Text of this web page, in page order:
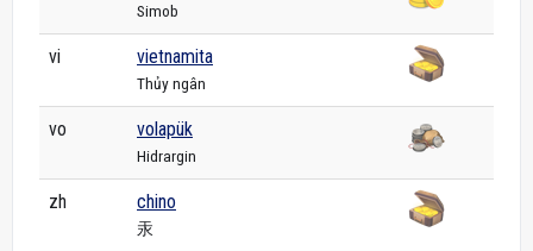
Simob
vi vietnamita
Thủy ngân
vo volapük
Hidrargin
zh chino
汞